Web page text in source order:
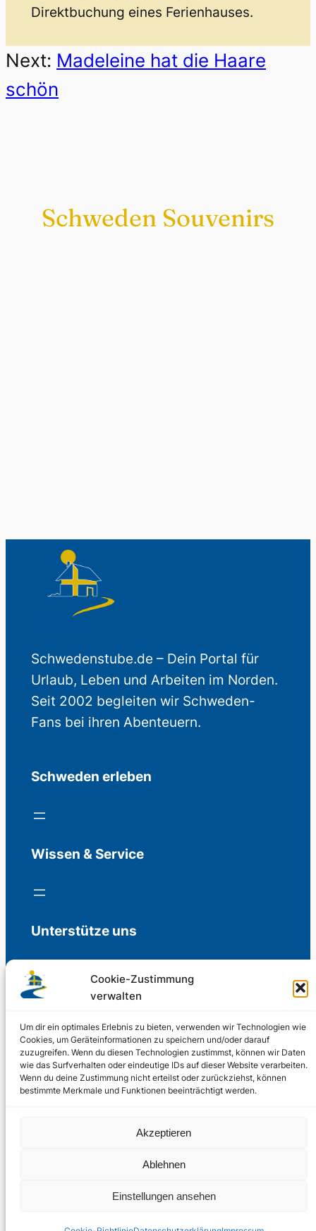
Cookie-Zustimmung
verwalten
Um dir ein optimales Erlebnis zu bieten, verwenden wir Technologien wie
Cookies, um Geräteinformationen zu speichern und/oder darauf
zuzugreifen. Wenn du diesen Technologien zustimmst, können wir Daten
wie das Surfverhalten oder eindeutige IDs auf dieser Website verarbeiten.
Wenn du deine Zustimmung nicht erteilst oder zurückziehst, können
bestimmte Merkmale und Funktionen beeinträchtigt werden.
Akzeptieren
Ablehnen
Einstellungen ansehen
Direktbuchung eines Ferienhauses.
Next: Madeleine hat die Haare
schön
Schweden Souvenirs
Schwedenstube.de – Dein Portal für
Urlaub, Leben und Arbeiten im Norden.
Seit 2002 begleiten wir Schweden-
Fans bei ihren Abenteuern.
Schweden erleben
Wissen & Service
Unterstütze uns
Freiwillige Spenden für die Aufrechterhaltung
Support us
© 2002 – 2026